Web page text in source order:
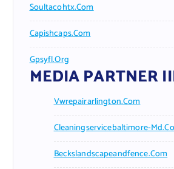
Soultacohtx.com
Capishcaps.com
Gpsyfl.org
MEDIA PARTNER
Vwrepairarlington.com
Cleaningservicebaltimore-
Beckslandscapeandfence.com